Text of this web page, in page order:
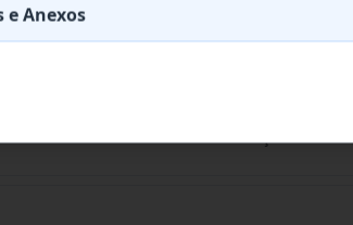
cães e gatos para atender às eventua
FUTURA E EVENTUAL CONTRATAÇÃO DE EMPR
e Anexos